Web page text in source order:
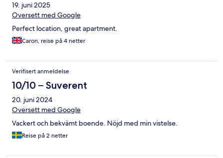
19. juni 2025
Oversett med Google
Perfect location, great apartment.
Caron, reise på 4 netter
Verifisert anmeldelse
10/10 – Suverent
20. juni 2024
Oversett med Google
Vackert och bekvämt boende. Nöjd med min vistelse.
Reise på 2 netter